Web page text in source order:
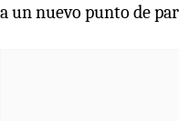
a un nuevo punto de